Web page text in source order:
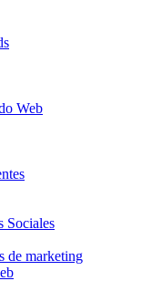
Web
Sociales
de marketing